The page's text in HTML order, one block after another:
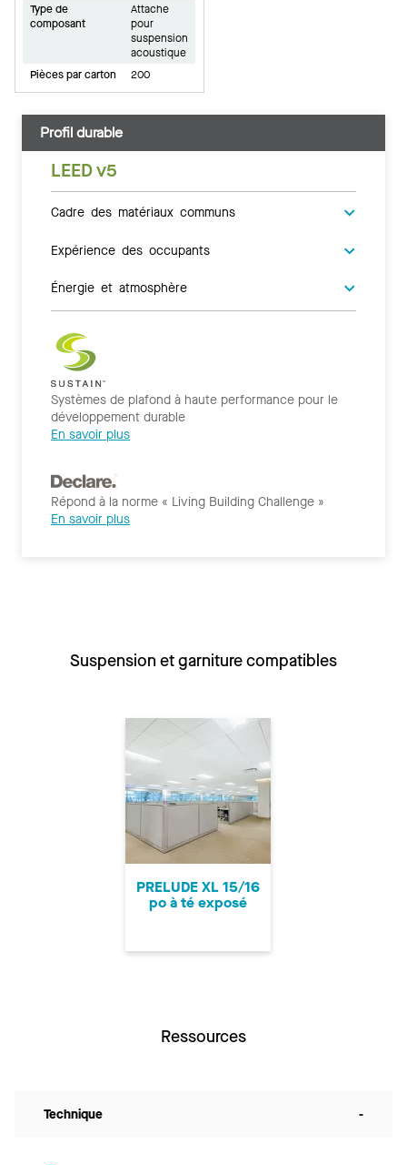
Type de
composant
Attache
pour
suspension
acoustique
Pièces par carton
200
Profil durable
LEED v5
Cadre des matériaux communs
Expérience des occupants
Énergie et atmosphère
Systèmes de plafond à haute performance pour le
développement durable
En savoir plus
Répond à la norme « Living Building Challenge »
En savoir plus
Suspension et garniture compatibles
PRELUDE XL 15/16
po à té exposé
Ressources
Technique -